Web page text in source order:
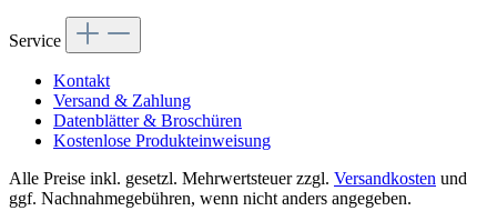
Service
Kontakt
Versand & Zahlung
Datenblätter & Broschüren
Kostenlose Produkteinweisung
Alle Preise inkl. gesetzl. Mehrwertsteuer zzgl. Versandkosten und
ggf. Nachnahmegebühren, wenn nicht anders angegeben.